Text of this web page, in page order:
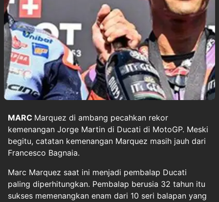
MARC Marquez di ambang pecahkan rekor
kemenangan Jorge Martin di Ducati di MotoGP. Meski
begitu, catatan kemenangan Marquez masih jauh dari
Francesco Bagnaia.
Marc Marquez saat ini menjadi pembalap Ducati
paling diperhitungkan. Pembalap berusia 32 tahun itu
sukses memenangkan enam dari 10 seri balapan yang